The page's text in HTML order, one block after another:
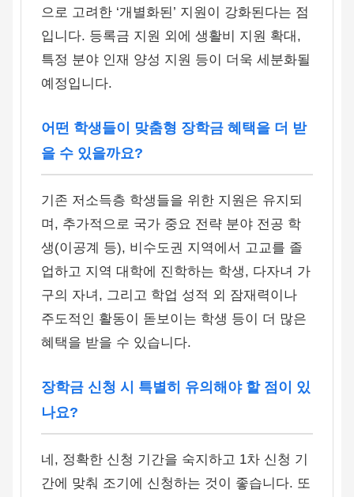
으로 고려한 ‘개별화된’ 지원이 강화된다는 점
입니다. 등록금 지원 외에 생활비 지원 확대,
특정 분야 인재 양성 지원 등이 더욱 세분화될
예정입니다.
어떤 학생들이 맞춤형 장학금 혜택을 더 받
을 수 있을까요?
기존 저소득층 학생들을 위한 지원은 유지되
며, 추가적으로 국가 중요 전략 분야 전공 학
생(이공계 등), 비수도권 지역에서 고교를 졸
업하고 지역 대학에 진학하는 학생, 다자녀 가
구의 자녀, 그리고 학업 성적 외 잠재력이나
주도적인 활동이 돋보이는 학생 등이 더 많은
혜택을 받을 수 있습니다.
장학금 신청 시 특별히 유의해야 할 점이 있
나요?
네, 정확한 신청 기간을 숙지하고 1차 신청 기
간에 맞춰 조기에 신청하는 것이 좋습니다. 또